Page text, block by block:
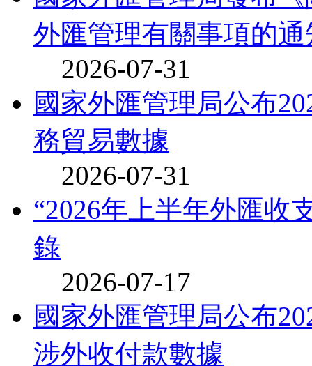
外匯管理有關事項的通
2026-07-31
國家外匯管理局公布
務貿易數據
2026-07-31
“2026年上半年外匯收
錄
2026-07-17
國家外匯管理局公布
涉外收付款數據